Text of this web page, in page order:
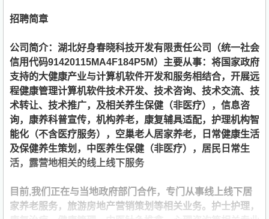
招聘简章
公司简介： 湖北好身春晓科技开发有限责任公司（统一社会
信用代码91420115MA4F184P5M） 主要从事： 将国家政府
支持的大健康产业与计算机软件开发和服务相结合， 开展远
程健康管理计算机软件技术开发、技术咨询、技术交流、技
术转让、技术推广， 及相关养生保健（非医疗），信息咨
询，康养科普宣传，机构养老，康复辅具适配，护理机构智
能化（不含医疗服务），空巢老人居家养老，日常健康生活
及保健养生策划，中医养生保健（非医疗），居民日常生
活，露营地相关的线上线下服务
目前,我们 正在与当地政府部门合作，专门从事线上线下居
家养老服务，旅游房地产营销策划等相关业务。护士护理，